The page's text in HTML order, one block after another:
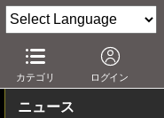
カテゴリ ログイン
AV Watch 動向 技術・
ニュース